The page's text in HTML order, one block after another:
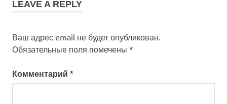
LEAVE A REPLY
Ваш адрес email не будет опубликован.
Обязательные поля помечены *
Комментарий *